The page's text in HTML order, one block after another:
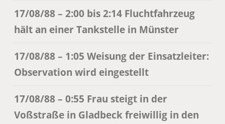
17/08/88 – 2:00 bis 2:14 Fluchtfahrzeug
hält an einer Tankstelle in Münster
17/08/88 – 1:05 Weisung der Einsatzleiter:
Observation wird eingestellt
17/08/88 – 0:55 Frau steigt in der
Voßstraße in Gladbeck freiwillig in den